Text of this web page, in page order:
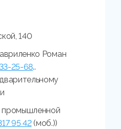
140
Роман
25-68..
95 42(моб.))